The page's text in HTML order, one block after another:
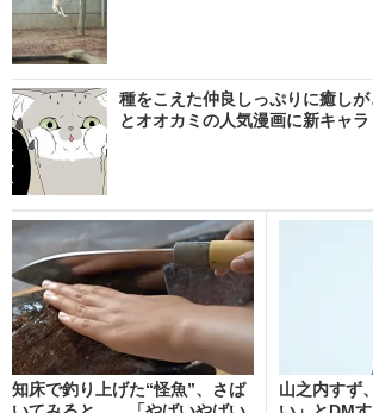
種をこえた仲良しっぷりに癒し
とオオカミの人気漫画に新キャラ
知床で釣り上げた“怪魚”、さば
山之内すず